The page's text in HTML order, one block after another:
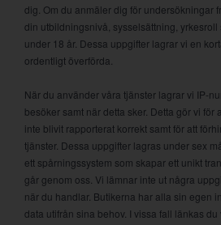
dig. Om du anmäler dig för undersökningar
din utbildningsnivå, sysselsättning,
under 18 år. Dessa uppgifter lagrar vi en
ordentligt överförda.
När du använder våra tjänster lagrar vi IP-
besöker samt när detta sker. Detta gör vi för
inte blivit rapporterat korrekt samt för att
tjänster. Dessa uppgifter lagras under sex
ett spårningssystem som skapar ett unikt
går genom oss. Vi lämnar inte ut några
när du handlar. Butikerna har alla sin egen
data utifrån sina behov. I vissa fall länkas